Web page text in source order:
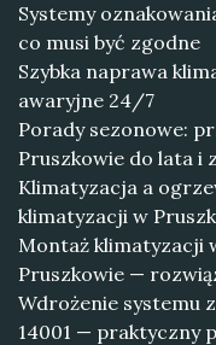
Systemy
co musi być zgodne
Szybka naprawa
awaryjne 24/7
Porady sezonowe:
Pruszkowie do lata i
Klimatyzacja a
klimatyzacji w
Montaż klimatyzacji
Pruszkowie —
Wdrożenie systemu
14001 — praktyczny